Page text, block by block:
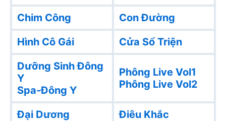
Chim Công
Con Đường
Hình Cô Gái
Cửa Sổ Triện
Dưỡng Sinh Đông
Y
Spa-Đông Y
Phông Live Vol1
Phông Live Vol2
Đại Dương
Điêu Khắc